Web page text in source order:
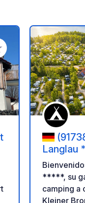
a tus favoritos
Langlau
*****, su
camping a
Kleiner